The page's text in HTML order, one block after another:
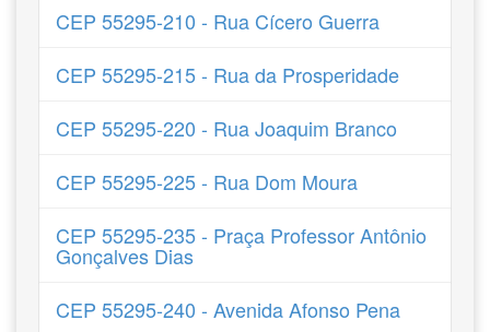
CEP 55295-210 - Rua Cícero Guerra
CEP 55295-215 - Rua da Prosperidade
CEP 55295-220 - Rua Joaquim Branco
CEP 55295-225 - Rua Dom Moura
CEP 55295-235 - Praça Professor Antônio
Gonçalves Dias
CEP 55295-240 - Avenida Afonso Pena